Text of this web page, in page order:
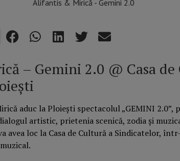
– Gemini 2.0 @ Casa de
aduc la Ploiești spectacolul „GEMINI
artistic, prietenia scenică, zodia și
avea loc la Casa de Cultură a Sindicatelor,